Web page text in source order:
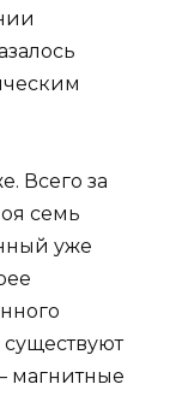
Всего за
семь
уже
магнитные